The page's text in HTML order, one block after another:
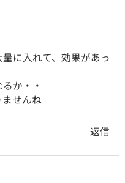
に入れて、効果があっ
か・・
せんね
返信